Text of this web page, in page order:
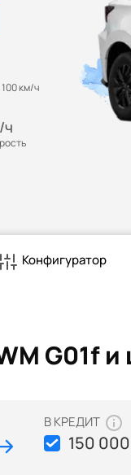
км/ч
ч
Конфигуратор
G01f
В КРЕДИТ
150